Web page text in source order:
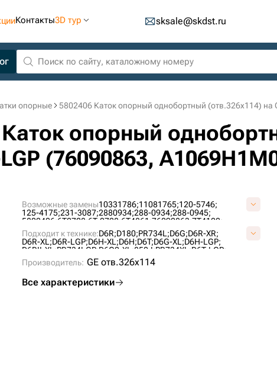
Контакты3D тур sksale@skdst.ru
опорные 5802406 Каток опорный однобортный (отв.326х114) на
Каток опорный
(76090863,
Возможные замены10331786;11081765;120-5746;
125-4175;231-3087;2880934;288-0934;288-0945;
5802406;6T0728;6T-0728;6T4861;76090863;7T4102;
A01060L0M00;
A1069H1M00;AT322779;CR5477; CR6088;
UF189C2T;UF189C4T;VA0106L0;VCR6088V;
Подходит к технике:D6R;D180;PR734L;D6G;D6R-XR;
D6R-XL;D6R-LGP;D6H-XL;D6H;D6T;D6G-XL;D6H-LGP;
D6RII-XL;PR734LGP;D6G2-XL;850J;PR734XL;D6T-LGP;
D6RDSIII;
D6H-XR;CASE2050M; PR736;
Производитель: GE отв.326х114
Все характеристики